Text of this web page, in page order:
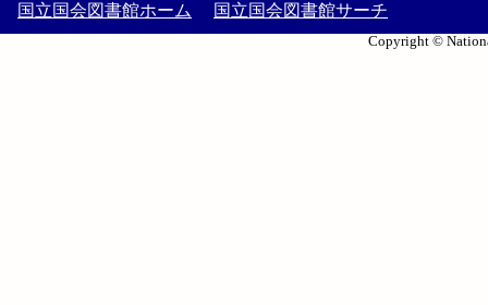
国立国会図書館ホーム 国立国会図書館サーチ
Copyright ©